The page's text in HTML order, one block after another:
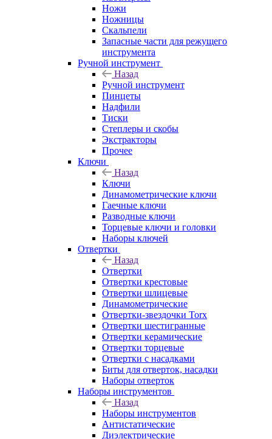
Ножи
Ножницы
Скальпели
Запасные части для режущего
инструмента
Ручной инструмент
Назад
Ручной инструмент
Пинцеты
Надфили
Тиски
Степлеры и скобы
Экстракторы
Прочее
Ключи
Назад
Ключи
Динамометрические ключи
Гаечные ключи
Разводные ключи
Торцевые ключи и головки
Наборы ключей
Отвертки
Назад
Отвертки
Отвертки крестовые
Отвертки шлицевые
Динамометрические
Отвертки-звездочки Torx
Отвертки шестигранные
Отвертки керамические
Отвертки торцевые
Отвертки с насадками
Биты для отверток, насадки
Наборы отверток
Наборы инструментов
Назад
Наборы инструментов
Антистатические
Диэлектрические